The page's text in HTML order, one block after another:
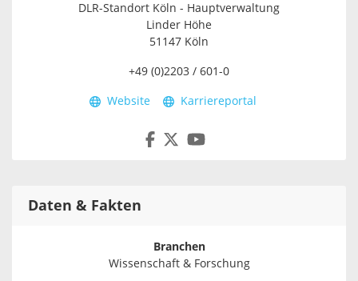
DLR-Standort Köln - Hauptverwaltung
Linder Höhe
51147 Köln
+49 (0)2203 / 601-0
Website Karriereportal
Daten & Fakten
Branchen
Wissenschaft & Forschung